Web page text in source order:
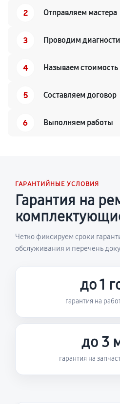
2 Отправляем мастера
3 Проводим
4 Называем стоимость
5 Составляем договор
6 Выполняем работы
ГАРАНТИЙНЫЕ УСЛОВИЯ
Гарантия на
Четко фиксируем сроки
обслуживания и перечень
до 1
гарантия на
до 3
гарантия на